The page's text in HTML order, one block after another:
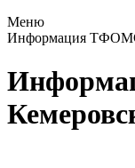
Меню
Информация ТФОМС